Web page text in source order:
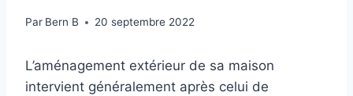
Par Bern B 20 septembre 2022
L’aménagement extérieur de sa maison
intervient généralement après celui de